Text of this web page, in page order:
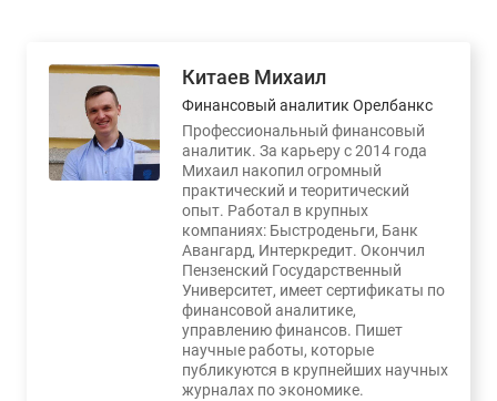
Китаев Михаил
Финансовый аналитик Орелбанкс
Профессиональный финансовый
аналитик. За карьеру с 2014 года
Михаил накопил огромный
практический и теоритический
опыт. Работал в крупных
компаниях: Быстроденьги, Банк
Авангард, Интеркредит. Окончил
Пензенский Государственный
Университет, имеет сертификаты по
финансовой аналитике,
управлению финансов. Пишет
научные работы, которые
публикуются в крупнейших научных
журналах по экономике.